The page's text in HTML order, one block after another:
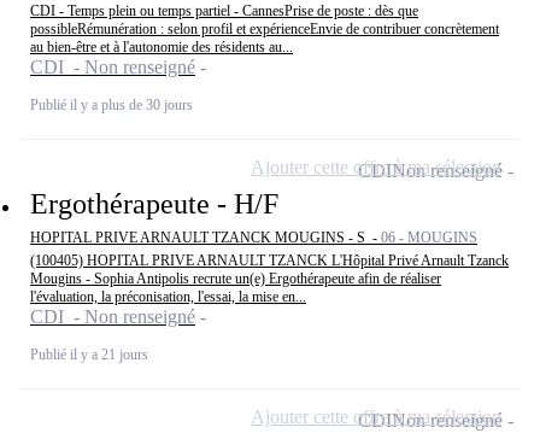
CDI - Temps plein ou temps partiel - CannesPrise de poste : dès que
possibleRémunération : selon profil et expérienceEnvie de contribuer concrètement
au bien-être et à l'autonomie des résidents au...
CDI - Non renseigné
Publié il y a plus de 30 jours
Ergothérapeute - H/F
HOPITAL PRIVE ARNAULT TZANCK MOUGINS - S - 06 - MOUGINS
(100405) HOPITAL PRIVE ARNAULT TZANCK L'Hôpital Privé Arnault Tzanck
Mougins - Sophia Antipolis recrute un(e) Ergothérapeute afin de réaliser
l'évaluation, la préconisation, l'essai, la mise en...
CDI - Non renseigné
Publié il y a 21 jours
CDINon renseigné
Ajouter cette offre à ma sélection
CDINon renseigné
Ajouter cette offre à ma sélection